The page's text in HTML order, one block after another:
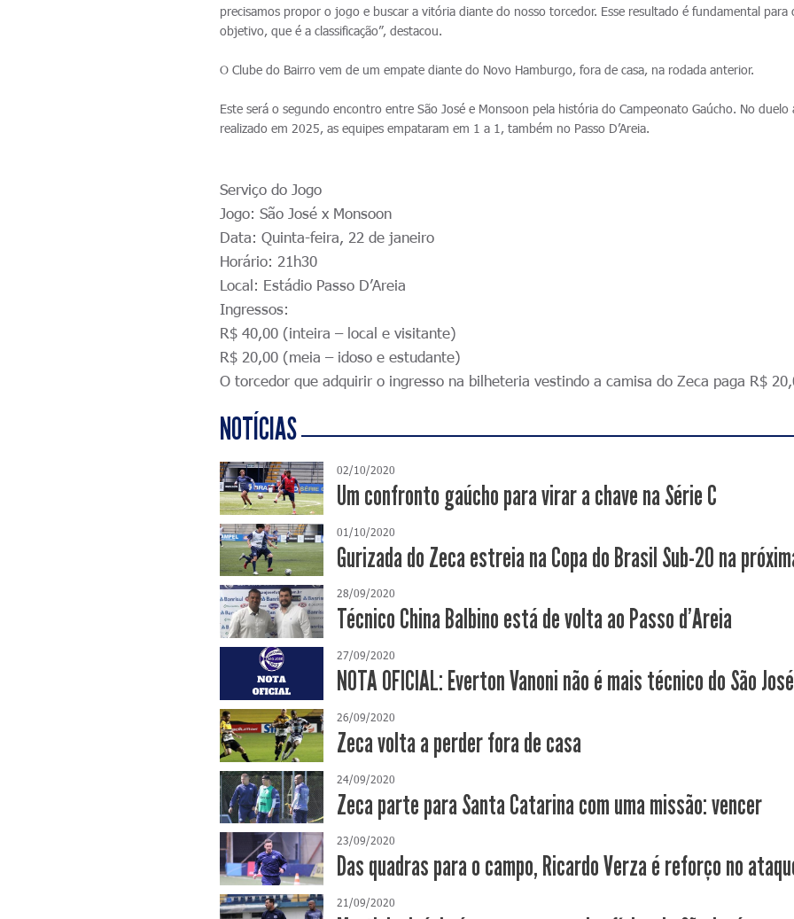
precisamos propor o jogo e buscar a vitória diante do nosso torcedor. Esse resultado é fundamental para
objetivo, que é a classificação”, destacou.
O Clube do Bairro vem de um empate diante do Novo Hamburgo, fora de casa, na rodada anterior.
Este será o segundo encontro entre São José e Monsoon pela história do Campeonato Gaúcho. No duelo
realizado em 2025, as equipes empataram em 1 a 1, também no Passo D’Areia.
Serviço do Jogo
Jogo: São José x Monsoon
Data: Quinta-feira, 22 de janeiro
Horário: 21h30
Local: Estádio Passo D’Areia
Ingressos:
R$ 40,00 (inteira – local e visitante)
R$ 20,00 (meia – idoso e estudante)
O torcedor que adquirir o ingresso na bilheteria vestindo a camisa do Zeca paga R$
NOTÍCIAS
02/10/2020
Um confronto gaúcho para virar a chave na Série C
01/10/2020
Gurizada do Zeca estreia na Copa do Brasil Sub-20 na
28/09/2020
Técnico China Balbino está de volta ao Passo d'Areia
27/09/2020
NOTA OFICIAL: Everton Vanoni não é mais técnico do São José
26/09/2020
Zeca volta a perder fora de casa
24/09/2020
Zeca parte para Santa Catarina com uma missão: vencer
23/09/2020
Das quadras para o campo, Ricardo Verza é reforço no
21/09/2020